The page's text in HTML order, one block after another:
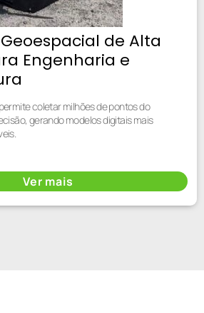
de Alta
Engenharia e
coletar milhões de pontos do
gerando modelos digitais mais
Ver mais